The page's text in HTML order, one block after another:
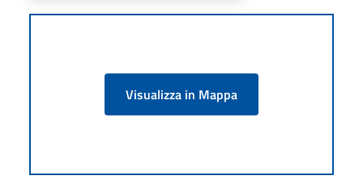
Visualizza in Mappa